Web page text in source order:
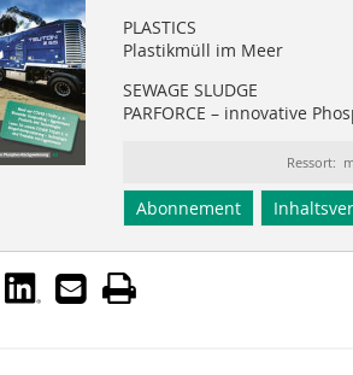
PLASTICS
Plastikmüll im Meer
SEWAGE SLUDGE
PARFORCE – innovative
Ressort:
Abonnement